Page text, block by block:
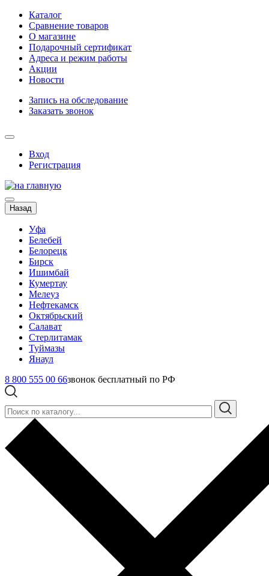
Каталог
Сравнение товаров
О магазине
Подарочный сертификат
Адреса и режим работы
Акции
Новости
Запись на обследование
Заказать звонок
Вход
Регистрация
Назад
Уфа
Белебей
Белорецк
Бирск
Ишимбай
Кумертау
Мелеуз
Нефтекамск
Октябрьский
Салават
Стерлитамак
Туймазы
Янаул
8 800 555 00 66звонок бесплатный по РФ